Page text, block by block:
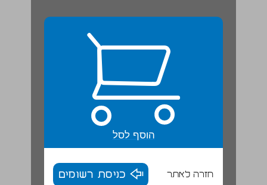
הוסף לסל
חזרה לאתר כניסת רשומים